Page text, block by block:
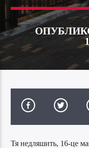
Тя недляшить, 16-це